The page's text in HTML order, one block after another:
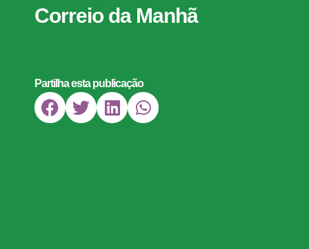
Correio da Manhã
Partilha esta publicação